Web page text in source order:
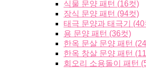
식물 문양 패턴 (16컷)
장식 문양 패턴 (94컷)
태극 문양과 태극기 (40
용 문양 패턴 (36컷)
한옥 문살 문양 패턴
한옥 창살 문양 패턴
회오리 소용돌이 패턴